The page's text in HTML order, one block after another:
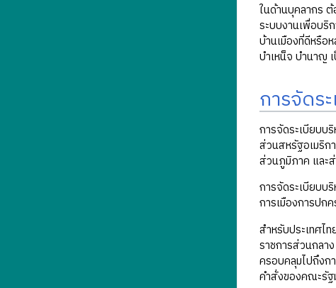
ในด้านบุคลากร
ระบบงานเพื่อบริ
บ้านเมืองที่ดีหรือ
บำเหน็จ บำนาญ
การจัดร
การจัดระเบียบบ
ส่วนสหรัฐอเมริก
ส่วนภูมิภาค และ
การจัดระเบียบบ
การเมืองการปก
สำหรับประเทศไ
ราชการส่วนกล
ครอบคลุมไปถึงก
คำสั่งของคณะรั